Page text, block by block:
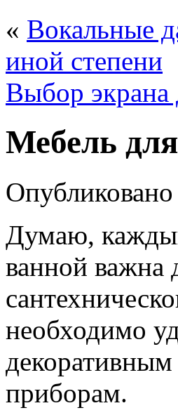
« Вокальные
иной степени
Выбор экрана
Мебель
Опубликовано
Думаю,
ванной важна
необходимо
приборам.